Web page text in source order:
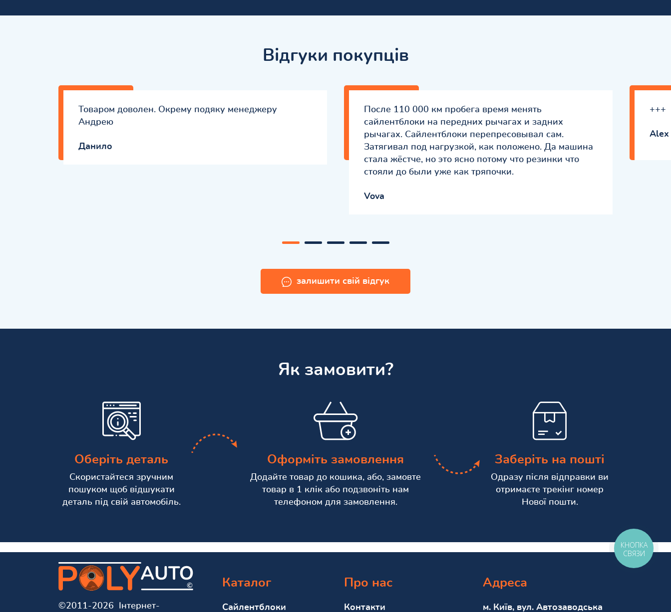
Відгуки покупців
Товаром доволен. Окрему подяку менеджеру
Андрею
Данило
После 110 000 км пробега время менять
сайлентблоки на передних рычагах и задних
рычагах. Сайлентблоки перепресовывал сам.
Затягивал под нагрузкой, как положено. Да машина
стала жёстче, но это ясно потому что резинки что
стояли до были уже как тряпочки.
Vova
+++
Alex
залишити свій відгук
Як замовити?
Оберіть деталь
Скористайтеся зручним
пошуком щоб відшукати
деталь під свій автомобіль.
Оформіть замовлення
Додайте товар до кошика, або, замовте
товар в 1 клік або подзвоніть нам
телефоном для замовлення.
Заберіть на пошті
Одразу після відправки ви
отримаєте трекінг номер
Нової пошти.
©2011-2026 Інтернет-
Каталог
Сайлентблоки
Про нас
Контакти
Адреса
м. Київ, вул. Автозаводська
КНОПКА
СВЯЗИ